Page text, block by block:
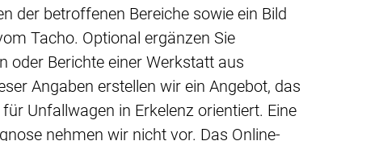
der betroffenen Bereiche sowie ein Bild
Tacho. Optional ergänzen Sie
oder Berichte einer Werkstatt aus
Angaben erstellen wir ein Angebot, das
Unfallwagen in Erkelenz orientiert. Eine
nehmen wir nicht vor. Das Online-